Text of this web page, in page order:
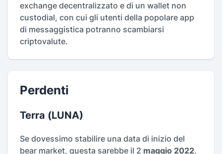
exchange decentralizzato e di un wallet non
custodial, con cui gli utenti della popolare app
di messaggistica potranno scambiarsi
criptovalute.
Perdenti
Terra (LUNA)
Se dovessimo stabilire una data di inizio del
bear market, questa sarebbe il 2 maggio 2022,